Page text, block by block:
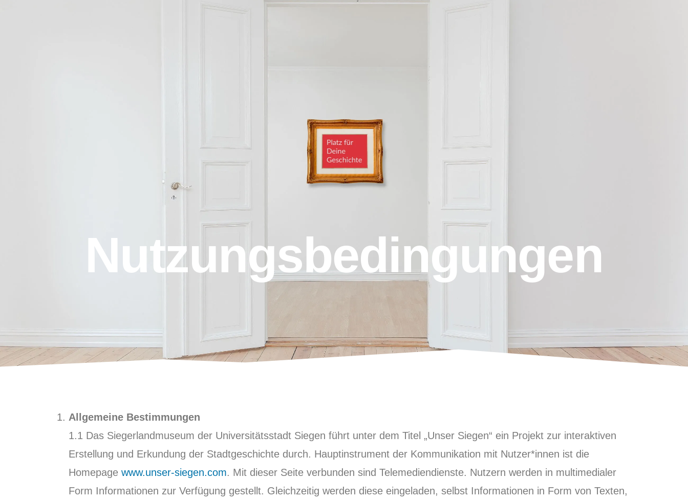
Nutzungsbedingungen
Allgemeine Bestimmungen
1.1 Das Siegerlandmuseum der Universitätsstadt Siegen führt unter dem Titel „Unser Siegen“ ein Projekt zur interaktiven
Erstellung und Erkundung der Stadtgeschichte durch. Hauptinstrument der Kommunikation mit Nutzer*innen ist die
Homepage www.unser-siegen.com. Mit dieser Seite verbunden sind Telemediendienste. Nutzern werden in multimedialer
Form Informationen zur Verfügung gestellt. Gleichzeitig werden diese eingeladen, selbst Informationen in Form von Texten,